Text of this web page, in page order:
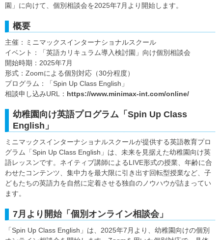
園」に向けて、個別相談会を2025年7月より開始します。
概要
主催：ミニマックスインターナショナルスクール
イベント：「英語カリキュラム導入検討園」向け個別相談会
開始時期：2025年7月
形式：Zoomによる個別対応（30分程度）
プログラム：「Spin Up Class English」
相談申し込みURL： https://www.minimax-int.com/online/
幼稚園向け英語プログラム「Spin Up Class
English」
ミニマックスインターナショナルスクールが提供する英語教育プロ
グラム「Spin Up Class English」は、未来を見据えた幼稚園向け英
語レッスンです。ネイティブ講師によるLIVE形式の授業、年齢に合
わせたコンテンツ、集中力を最大限に引き出す回転型授業など、子
どもたちの英語力を自然に定着させる独自のノウハウが詰まってい
ます。
7月より開始「個別オンライン相談会」
「Spin Up Class English」は、2025年7月より、幼稚園向けの個別